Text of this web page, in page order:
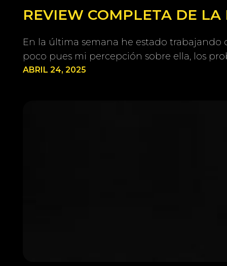
REVIEW COMPLETA DE LA
En la última semana he estado
poco pues mi percepción sobre ella, los
ABRIL 24, 2025